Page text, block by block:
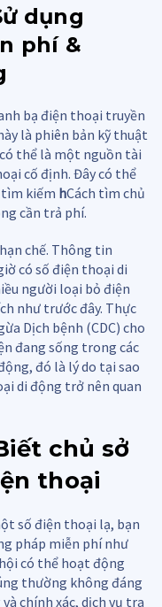
dụng
phí &
bạ điện thoại truyền
là phiên bản kỹ thuật
thể là một nguồn tài
cố định. Đây có thể
tìm kiếm hCách tìm chủ
cần trả phí.
chế. Thông tin
có số điện thoại di
người loại bỏ điện
như trước đây. Thực
Dịch bệnh (CDC) cho
đang sống trong các
đó là lý do tại sao
di động trở nên quan
chủ sở
thoại
số điện thoại lạ, bạn
pháp miễn phí như
có thể hoạt động
thường không đáng
chính xác, dịch vụ tra